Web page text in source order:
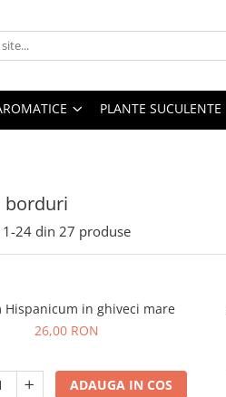
PLANTE SUCULENTE
borduri
1-24 din 27 produse
Hispanicum in ghiveci mare
26,00 RON
ADAUGA IN COS